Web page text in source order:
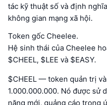
tác kỹ thuật số và định
không gian mạng xã hội.
Token gốc Cheelee.
Hệ sinh thái của Cheelee
$CHEEL, $LEE và $EASY.
$CHEEL — token quản trị
1.000.000.000. Nó được sử
năng mới, quảng cáo trong